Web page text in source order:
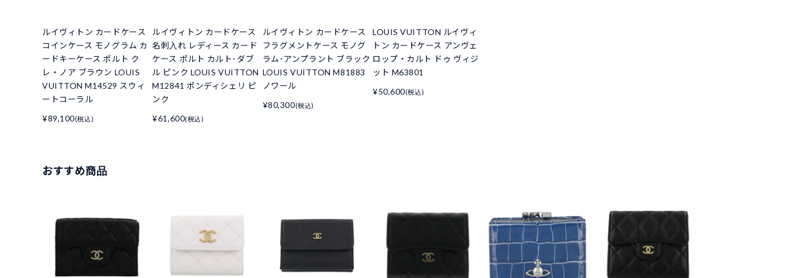
ルイヴィトン カードケース
コインケース モノグラム カ
ードキーケース ポルト ク
レ・ノア ブラウン LOUIS
VUITTON M14529 スウィ
ートコーラル
¥89,100(税込)
ルイヴィトン カードケース
名刺入れ レディース カード
ケース ポルト カルト･ダブ
ル ピンク LOUIS VUITTON
M12841 ポンディシェリ ピ
ンク
¥61,600(税込)
ルイヴィトン カードケース
フラグメントケース モノグ
ラム･アンプラント ブラック
LOUIS VUITTON M81883
ノワール
¥80,300(税込)
LOUIS VUITTON ルイヴィ
トン カードケース アンヴェ
ロップ・カルト ドゥ ヴィジ
ット M63801
¥50,600(税込)
おすすめ商品